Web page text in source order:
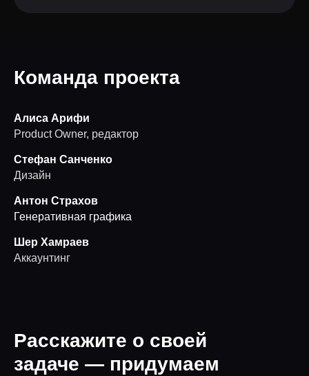
Команда проекта
Алиса Арифи
Product Owner, редактор
Стефан Санченко
Дизайн
Антон Страхов
Генеративная графика
Шер Хамраев
Аккаунтинг
Расскажите о своей
задаче — придумаем